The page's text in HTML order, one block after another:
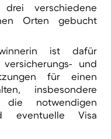
verschiedene
Orten gebucht
ist dafür
und
für einen
insbesondere
notwendigen
eventuelle Visa